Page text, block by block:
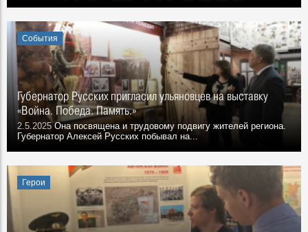
События
Губернатор Русских пригласил ульяновцев на выставку
«Война. Победа. Память.»
2.5.2025Она посвящена и трудовому подвигу жителей региона.
Губернатор Алексей Русских побывал на...
Герои